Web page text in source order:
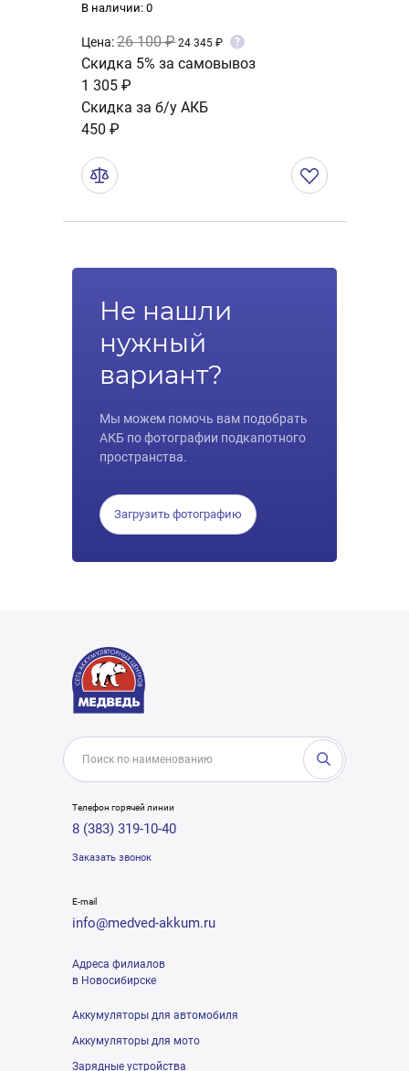
В наличии: 0
Цена:26 100 ₽ 24 345 ₽ ?
Скидка 5% за самовывоз
1 305 ₽
Скидка за б/у АКБ
450 ₽
Не нашли
нужный
вариант?
Мы можем помочь вам подобрать
АКБ по фотографии подкапотного
пространства.
Загрузить фотографию
Телефон горячей линии
8 (383) 319-10-40
Заказать звонок
E-mail
info@medved-akkum.ru
Адреса филиалов
в Новосибирске
Аккумуляторы для автомобиля
Аккумуляторы для мото
Зарядные устройства